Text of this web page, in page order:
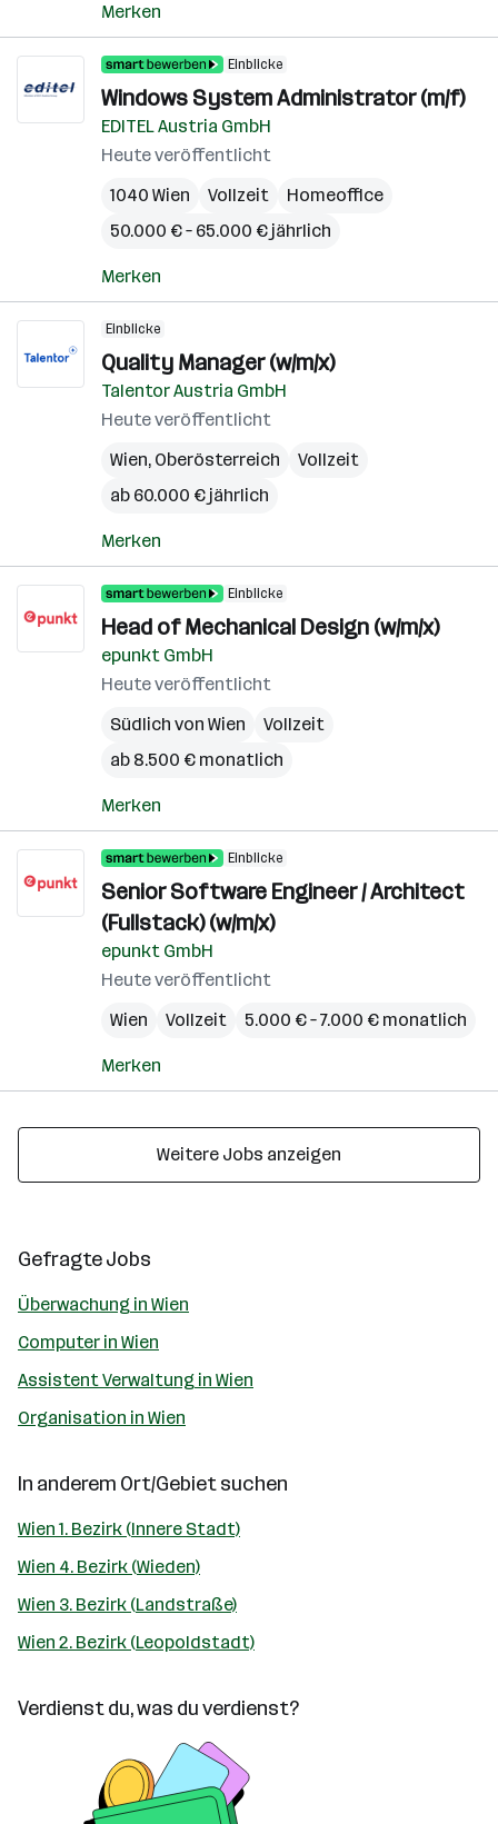
Merken
Einblicke
Windows System Administrator (m/f)
EDITEL Austria GmbH
Heute veröffentlicht
1040 Wien
Vollzeit
Homeoffice
50.000 € – 65.000 € jährlich
Merken
Einblicke
Quality Manager (w/m/x)
Talentor Austria GmbH
Heute veröffentlicht
Wien, Oberösterreich
Vollzeit
ab 60.000 € jährlich
Merken
Einblicke
Head of Mechanical Design (w/m/x)
epunkt GmbH
Heute veröffentlicht
Südlich von Wien
Vollzeit
ab 8.500 € monatlich
Merken
Einblicke
Senior Software Engineer / Architect
(Fullstack) (w/m/x)
epunkt GmbH
Heute veröffentlicht
Wien
Vollzeit 5.000 € – 7.000 € monatlich
Merken
Weitere Jobs anzeigen
Gefragte Jobs
Überwachung in Wien
Computer in Wien
Assistent Verwaltung in Wien
Organisation in Wien
In anderem Ort/Gebiet suchen
Wien 1. Bezirk (Innere Stadt)
Wien 4. Bezirk (Wieden)
Wien 3. Bezirk (Landstraße)
Wien 2. Bezirk (Leopoldstadt)
Verdienst du, was du verdienst?